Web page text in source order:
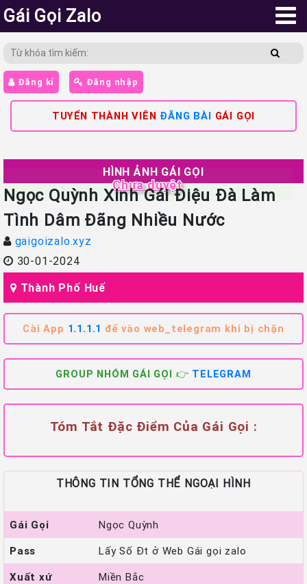
Gái Gọi Zalo
Đăng kí Đăng nhập
TUYỂN THÀNH VIÊN ĐĂNG BÀI GÁI GỌI
HÌNH ẢNH GÁI GỌI
Chưa duyệt
Ngọc Quỳnh Xinh Gái Điệu Đà Làm
Tình Dâm Đãng Nhiều Nước
gaigoizalo.xyz
30-01-2024
Thành Phố Huế
Cài App 1.1.1.1 để vào web_telegram khi bị chặn
GROUP NHÓM GÁI GỌI 👉 TELEGRAM
Tóm Tắt Đặc Điểm Của Gái Gọi :
THÔNG TIN TỔNG THỂ NGOẠI HÌNH
Gái Gọi
Ngọc Quỳnh
Pass
Lấy Số Đt ở Web Gái gọi zalo
Xuất xứ
Miền Bắc